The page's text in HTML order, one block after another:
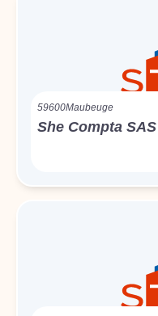
59600Maubeuge
She Compta SAS